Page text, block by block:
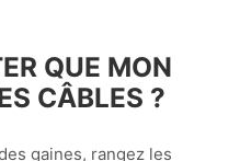
QUE MON
CÂBLES ?
gaines, rangez les